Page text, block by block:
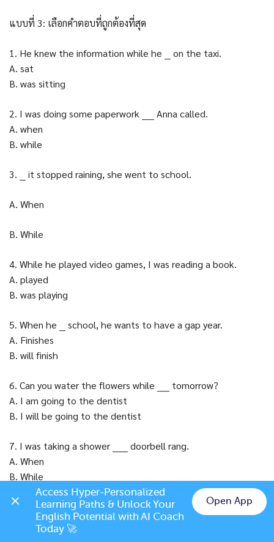
แบบที่ 3: เลือกคำตอบที่ถูกต้องที่สุด
1. He knew the information while he __ on the taxi.
A. sat
B. was sitting
2. I was doing some paperwork ____ Anna called.
A. when
B. while
3. __ it stopped raining, she went to school.
A. When
B. While
4. While he played video games, I was reading a book.
A. played
B. was playing
5. When he __ school, he wants to have a gap year.
A. Finishes
B. will finish
6. Can you water the flowers while ____ tomorrow?
A. I am going to the dentist
B. I will be going to the dentist
7. I was taking a shower _____ doorbell rang.
A. When
B. While
8. _____ I was living in Tokyo, there was a big earthquake.
A. While
B. When
Chat on LINE
Access Hyper-Personalized
Learning Paths & Unlock Your
English Potential with AI Coach
Today 🚀
Open App